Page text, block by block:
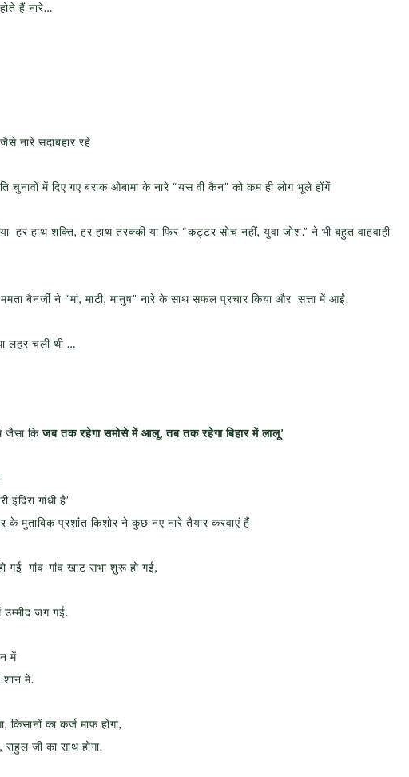
हैं नारे…
नारे सदाबहार रहे
चुनावों में दिए गए बराक ओबामा के नारे “यस वी कैन” को कम ही लोग भूले होंगें
हर हाथ शक्ति, हर हाथ तरक्की या फिर “कट्टर सोच नहीं, युवा जोश.” ने भी बहुत वाहवाही
बैनर्जी ने “मां, माटी, मानुष” नारे के साथ सफल प्रचार किया और सत्ता में आईं.
लहर चली थी …
जैसा किजब तक रहेगा समोसे में आलू, तब तक रहेगा बिहार में लालू’
गांधी है’
मुताबिक प्रशांंत किशोर ने कुछ नए नारे तैयार करवाएं हैं
गई गांव-गांव खाट सभा शुरू हो गई,
उम्मीद जग गई.
में
शान में.
का कर्ज माफ होगा,
राहुल जी का साथ होगा.